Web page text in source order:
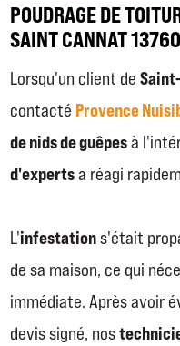
POUDRAGE DE
SAINT CANNAT 13760
Lorsqu'un client de
contacté Provence
de nids de guêpesà
d'expertsa réagi
L'infestations'était
de sa maison, ce qui
immédiate. Après avoir
devis signé, nos